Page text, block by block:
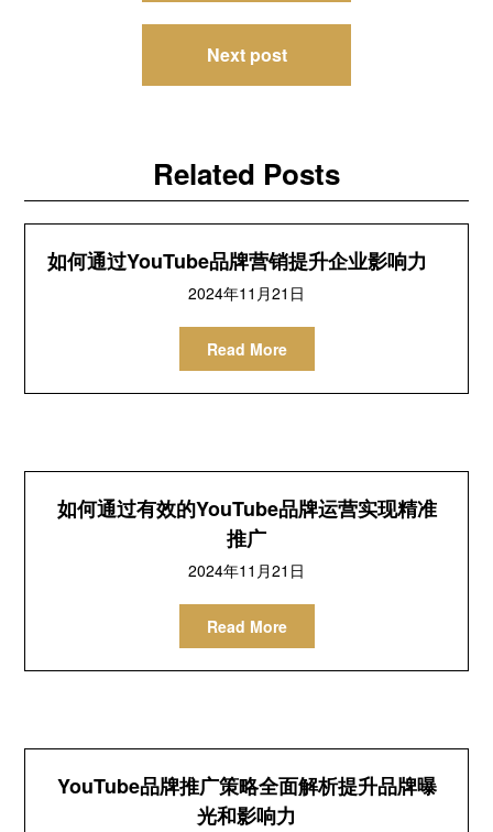
Next post
Related Posts
如何通过YouTube品牌营销提升企业影响力
2024年11月21日
Read More
如何通过有效的YouTube品牌运营实现精准
推广
2024年11月21日
Read More
YouTube品牌推广策略全面解析提升品牌曝
光和影响力